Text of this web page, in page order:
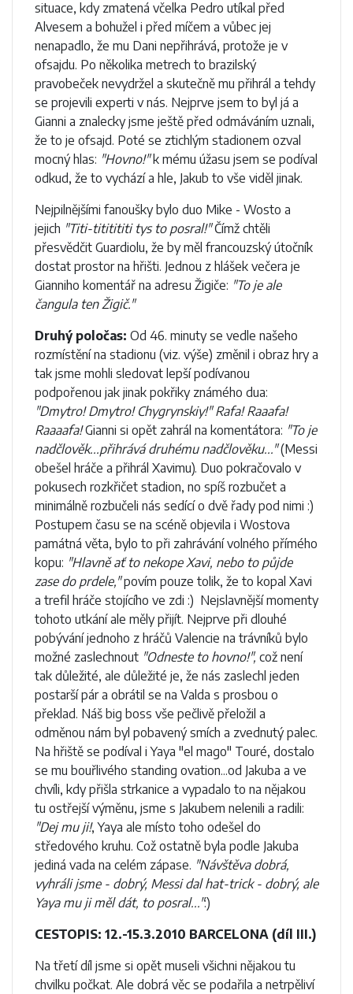
situace, kdy zmatená včelka Pedro utíkal před
Alvesem a bohužel i před míčem a vůbec jej
nenapadlo, že mu Dani nepřihrává, protože je v
ofsajdu. Po několika metrech to brazilský
pravobeček nevydržel a skutečně mu přihrál a tehdy
se projevili experti v nás. Nejprve jsem to byl já a
Gianni a znalecky jsme ještě před odmáváním uznali,
že to je ofsajd. Poté se ztichlým stadionem ozval
mocný hlas: "Hovno!"k mému úžasu jsem se podíval
odkud, že to vychází a hle, Jakub to vše viděl jinak.
Nejpilnějšími fanoušky bylo duo Mike - Wosto a
jejich "Titi-tititititi tys to posral!"Čímž chtěli
přesvědčit Guardiolu, že by měl francouzský útočník
dostat prostor na hřišti. Jednou z hlášek večera je
Gianniho komentář na adresu Žigiče: "To je ale
čangula ten Žigič."
Druhý poločas: Od 46. minuty se vedle našeho
rozmístění na stadionu (viz. výše) změnil i obraz hry a
tak jsme mohli sledovat lepší podívanou
podpořenou jak jinak pokřiky známého dua:
"Dmytro! Dmytro! Chygrynskiy!" Rafa! Raaafa!
Raaaafa!Gianni si opět zahrál na komentátora: "To je
nadčlověk...přihrává druhému nadčlověku..."(Messi
obešel hráče a přihrál Xavimu). Duo pokračovalo v
pokusech rozkřičet stadion, no spíš rozbučet a
minimálně rozbučeli nás sedící o dvě řady pod nimi :)
Postupem času se na scéně objevila i Wostova
památná věta, bylo to při zahrávání volného přímého
kopu: "Hlavně ať to nekope Xavi, nebo to půjde
zase do prdele,"povím pouze tolik, že to kopal Xavi
a trefil hráče stojícího ve zdi :) Nejslavnější momenty
tohoto utkání ale měly přijít. Nejprve při dlouhé
pobývání jednoho z hráčů Valencie na trávníků bylo
možné zaslechnout "Odneste to hovno!", což není
tak důležité, ale důležité je, že nás zaslechl jeden
postarší pár a obrátil se na Valda s prosbou o
překlad. Náš big boss vše pečlivě přeložil a
odměnou nám byl pobavený smích a zvednutý palec.
Na hřiště se podíval i Yaya "el mago" Touré, dostalo
se mu bouřlivého standing ovation...od Jakuba a ve
chvíli, kdy přišla strkanice a vypadalo to na nějakou
tu ostřejší výměnu, jsme s Jakubem nelenili a radili:
"Dej mu ji!, Yaya ale místo toho odešel do
středového kruhu. Což ostatně byla podle Jakuba
jediná vada na celém zápase. "Návštěva dobrá,
vyhráli jsme - dobrý, Messi dal hat-trick - dobrý, ale
Yaya mu ji měl dát, to posral...":)
CESTOPIS: 12.-15.3.2010 BARCELONA (díl III.)
Na třetí díl jsme si opět museli všichni nějakou tu
chvilku počkat. Ale dobrá věc se podařila a netrpěliví